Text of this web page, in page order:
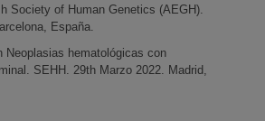
Society of Human Genetics (AEGH).
España.
Neoplasias hematológicas con
SEHH. 29th Marzo 2022. Madrid,